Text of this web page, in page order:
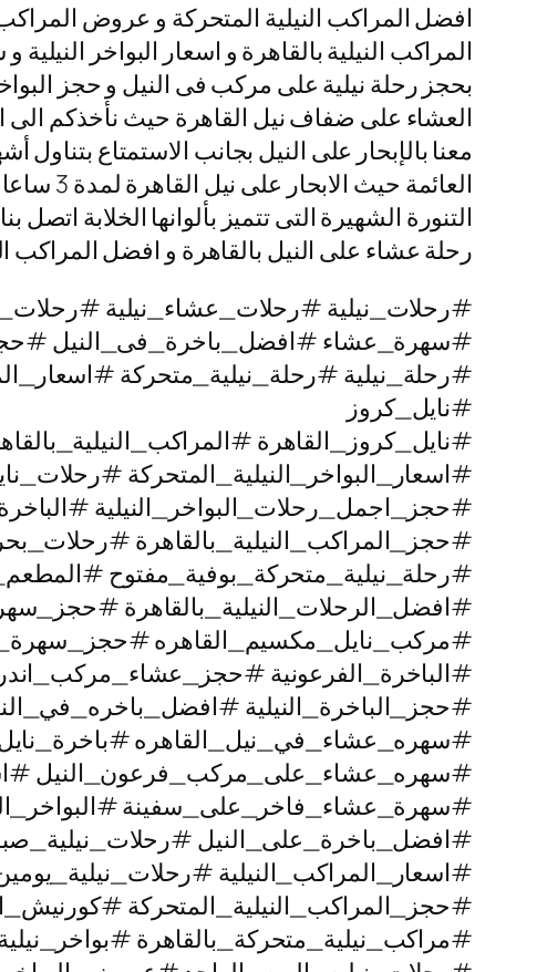
افضل المراكب النيلية المتحركة و عروض
المراكب النيلية بالقاهرة و اسعار البواخر
بحجز رحلة نيلية على مركب فى النيل و حجز
العشاء على ضفاف نيل القاهرة حيث نأخذكم الى
معنا بالإبحار على النيل بجانب الاستمتاع
رحلة عشاء على النيل بالقاهرة و افضل المراكب
#رحلات_نيلية #رحلات_عشاء_نيلية
#سهرة_عشاء #افضل_باخرة_فى_النيل
#رحلة_نيلية #رحلة_نيلية_متحركة
#نايل_كروز
#نايل_كروز_القاهرة
#اسعار_البواخر_النيلية_المتحركة
#حجز_اجمل_رحلات_البواخر_النيلية
#حجز_المراكب_النيلية_بالقاهرة
#رحلة_نيلية_متحركة_بوفية_مفتوح
#افضل_الرحلات_النيلية_بالقاهرة
#مركب_نايل_مكسيم_القاهره
#الباخرة_الفرعونية
#حجز_الباخرة_النيلية
#سهره_عشاء_في_نيل_القاهره‏
#سهره_عشاء_على_مركب_فرعون_النيل
#سهرة_عشاء_فاخر_على_سفينة
#افضل_باخرة_على_النيل
#اسعار_المراكب_النيلية
#حجز_المراكب_النيلية_المتحركة
#مراكب_نيلية_متحركة_بالقاهرة #بواخر_نيلية_5_نجوم